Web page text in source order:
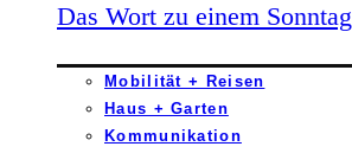
Das Wort zu einem
Mobilität + Reisen
Haus + Garten
Kommunikation